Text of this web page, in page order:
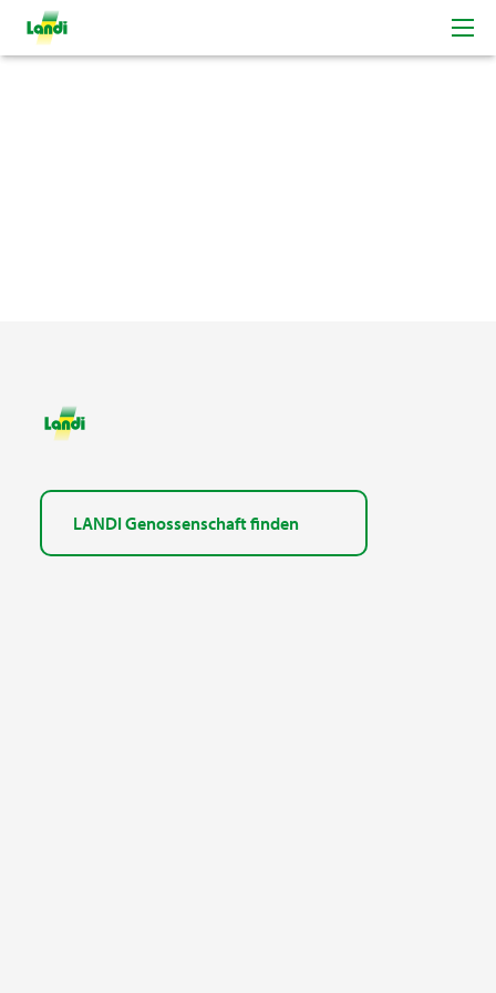
LANDI Genossenschaft finden